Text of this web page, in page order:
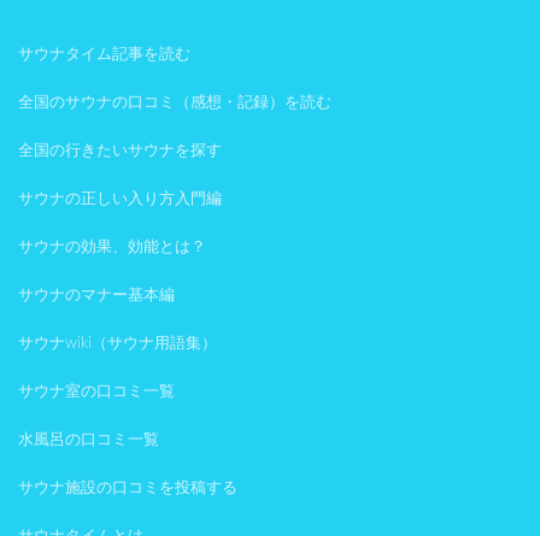
サウナタイム記事を読む
全国のサウナの口コミ（感想・記録）を読む
全国の行きたいサウナを探す
サウナの正しい入り方入門編
サウナの効果、効能とは？
サウナのマナー基本編
サウナwiki（サウナ用語集）
サウナ室の口コミ一覧
水風呂の口コミ一覧
サウナ施設の口コミを投稿する